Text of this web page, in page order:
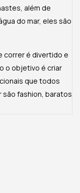
além de
do mar, eles são
correr é divertido e
o objetivo é criar
que todos
são fashion, baratos